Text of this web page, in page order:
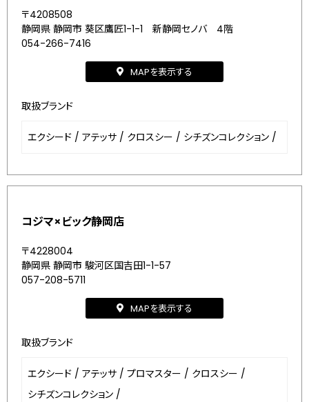
〒4208508
静岡県 静岡市 葵区鷹匠1-1-1 新静岡セノバ 4階
054-266-7416
MAPを表示する
取扱ブランド
エクシード / アテッサ / クロスシー / シチズンコレクション /
コジマ×ビック静岡店
〒4228004
静岡県 静岡市 駿河区国吉田1-1-57
057-208-5711
MAPを表示する
取扱ブランド
エクシード / アテッサ / プロマスター / クロスシー /
シチズンコレクション /